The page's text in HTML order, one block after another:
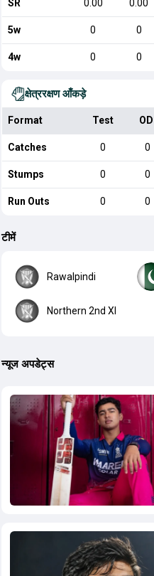
SR 0.00 0.00
5w 0 0
4w 0 0
क्षेत्ररक्षण आँकड़े
Format Test
Catches 0 0
Stumps 0 0
Run Outs 0 0
टीमें
Rawalpindi
Northern 2nd XI
न्यूज अपडेट्स